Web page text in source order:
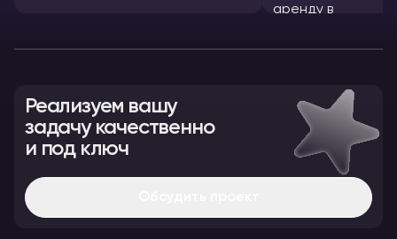
Реализуем вашу
задачу качественно
и под ключ